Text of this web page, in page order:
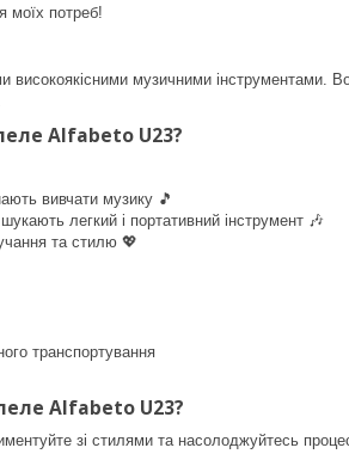
моїх потреб!
високоякісними музичними
Alfabeto U23?
вивчати музику 🎵
легкий і портативний інструмент 🎶
та стилю 💖
транспортування
Alfabeto U23?
зі стилями та насолоджуйтесь